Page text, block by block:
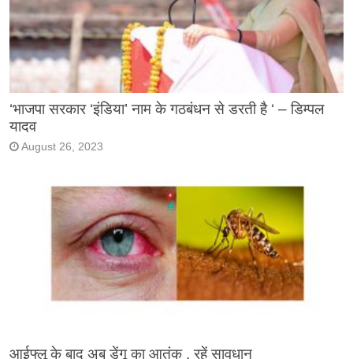
‘भाजपा सरकार ‘इंडिया’ नाम के गठबंधन से डरती है ‘ – डिम्पल
यादव
August 26, 2023
आईफ्लू के बाद अब डेंगू का आतंक , रहें सावधान